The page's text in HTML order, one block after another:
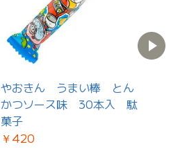
やおきん うまい棒 とん
かつソース味 30本入 駄
菓子
￥420